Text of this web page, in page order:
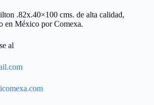
.82x.40×100 cms. de alta calidad,
en México por Comexa.
al